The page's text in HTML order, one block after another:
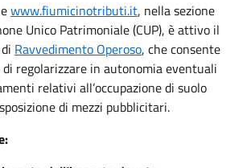
www.fiumicinotributi.it, nella sezione
Unico Patrimoniale (CUP), è attivo il
Ravvedimento Operoso, che consente
regolarizzare in autonomia eventuali
relativi all’occupazione di suolo
di mezzi pubblicitari.